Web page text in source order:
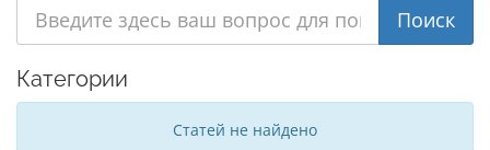
Категории
Статей не найдено